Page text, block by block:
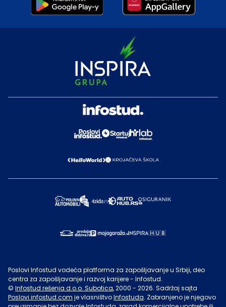
Poslovi Infostud vodeća platforma za zapošljavanje u Srbiji, deo
centra za zapošljavanje i razvoj karijere - Infostud.
© Infostud rešenja d.o.o. Subotica, 2000 - 2026. Sadržaj sajta
Poslovi.infostud.com je vlasništvoInfostuda. Zabranjeno je njegovo